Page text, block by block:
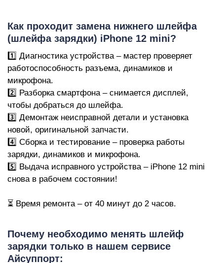
Как проходит замена нижнего шлейфа
(шлейфа зарядки) iPhone 12 mini?
1️⃣ Диагностика устройства – мастер проверяет
работоспособность разъема, динамиков и
микрофона.
2️⃣ Разборка смартфона – снимается дисплей,
чтобы добраться до шлейфа.
3️⃣ Демонтаж неисправной детали и установка
новой, оригинальной запчасти.
4️⃣ Сборка и тестирование – проверка работы
зарядки, динамиков и микрофона.
5️⃣ Выдача исправного устройства – iPhone 12 mini
снова в рабочем состоянии!
⏳ Время ремонта – от 40 минут до 2 часов.
Пoчeму нeoбxoдимo менять шлейф
зарядки только в нашем сервисе
Айсуппорт: